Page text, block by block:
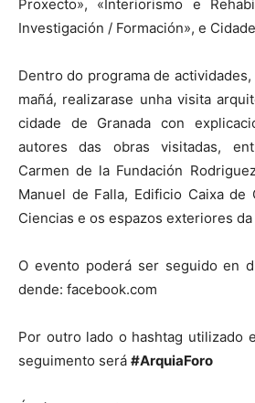
Proxecto», «Interiorismo e
Investigación / Formación», e
Dentro do programa de
mañá, realizarase unha visita
cidade de Granada con
autores das obras visitadas,
Carmen de la Fundación
Manuel de Falla, Edificio Caixa de
Ciencias e os espazos exteriores da
O evento poderá ser seguido en
dende: facebook.com
Por outro lado o hashtag utilizado
seguimento será #ArquiaForo